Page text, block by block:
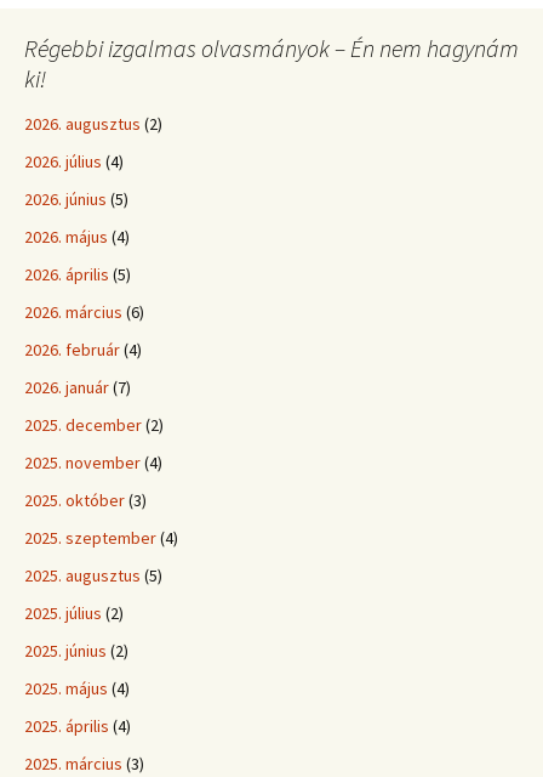
Régebbi izgalmas olvasmányok – Én nem hagynám
ki!
2026. augusztus (2)
2026. július (4)
2026. június (5)
2026. május (4)
2026. április (5)
2026. március (6)
2026. február(4)
2026. január(7)
2025. december(2)
2025. november(4)
2025. október(3)
2025. szeptember(4)
2025. augusztus (5)
2025. július (2)
2025. június (2)
2025. május (4)
2025. április (4)
2025. március (3)